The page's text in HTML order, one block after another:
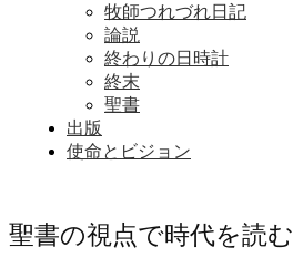
牧師つれづれ日記
論説
終わりの日時計
終末
聖書
出版
使命とビジョン
聖書の視点で時代を読む